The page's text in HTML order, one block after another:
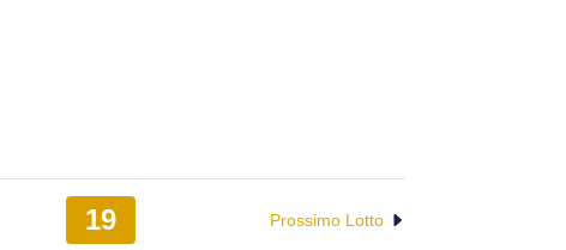
19 Prossimo Lotto